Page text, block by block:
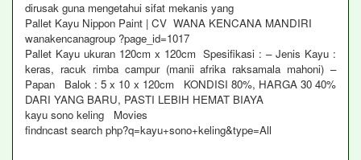
dirusak guna mengetahui sifat mekanis yang
Pallet Kayu Nippon Paint | CV WANA KENCANA MANDIRI
wanakencanagroup ?page_id=1017
Pallet Kayu ukuran 120cm x 120cm Spesifikasi : – Jenis Kayu :
keras, racuk rimba campur (manii afrika raksamala mahoni) –
Papan Balok : 5 x 10 x 120cm KONDISI 80%, HARGA 30 40%
DARI YANG BARU, PASTI LEBIH HEMAT BIAYA
kayu sono keling Movies
findncast search php?q=kayu+sono+keling&type=All